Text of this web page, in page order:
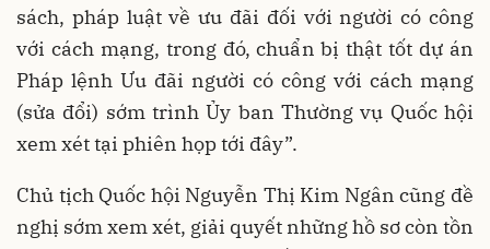
sách, pháp luật về ưu đãi đối với người có công
với cách mạng, trong đó, chuẩn bị thật tốt dự án
Pháp lệnh Ưu đãi người có công với cách mạng
(sửa đổi) sớm trình Ủy ban Thường vụ Quốc hội
xem xét tại phiên họp tới đây”.
Chủ tịch Quốc hội Nguyễn Thị Kim Ngân cũng đề
nghị sớm xem xét, giải quyết những hồ sơ còn tồn